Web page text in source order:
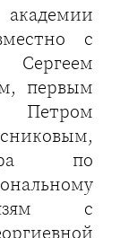
с
первым
Петром
по
с